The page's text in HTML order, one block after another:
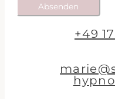
Absenden
+49